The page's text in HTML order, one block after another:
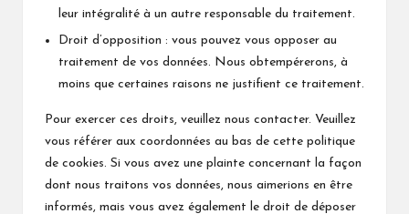
leur intégralité à un autre responsable du traitement.
Droit d’opposition : vous pouvez vous opposer au
traitement de vos données. Nous obtempérerons, à
moins que certaines raisons ne justifient ce traitement.
Pour exercer ces droits, veuillez nous contacter. Veuillez
vous référer aux coordonnées au bas de cette politique
de cookies. Si vous avez une plainte concernant la façon
dont nous traitons vos données, nous aimerions en être
informés, mais vous avez également le droit de déposer